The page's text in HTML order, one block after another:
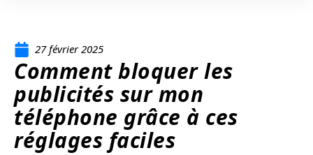
27 février 2025
Comment bloquer les
publicités sur mon
téléphone grâce à ces
réglages faciles